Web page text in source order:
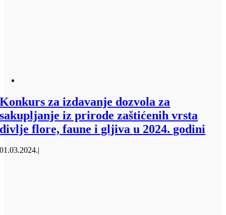
Konkurs za izdavanje dozvola za
sakupljanje iz prirode zaštićenih vrsta
divlje flore, faune i gljiva u 2024. godini
01.03.2024.|